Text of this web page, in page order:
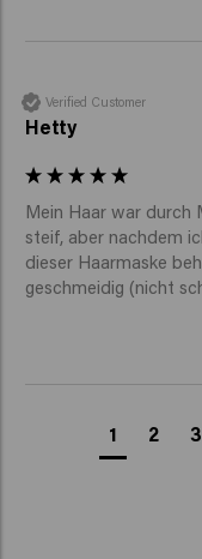
Verified Customer
Hetty
Mein Haar war durch
steif, aber nachdem
dieser Haarmaske
geschmeidig (nicht
1 2 3